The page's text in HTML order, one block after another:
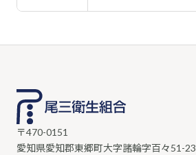
〒470-0151
愛知県愛知郡東郷町大字諸輪字百々51-23